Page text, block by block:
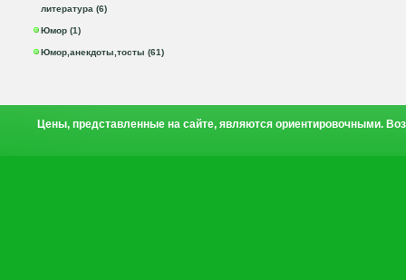
литература (6)
Юмор (1)
Юмор,анекдоты,тосты (61)
Цены, представленные на сайте, являются ориентировочными.